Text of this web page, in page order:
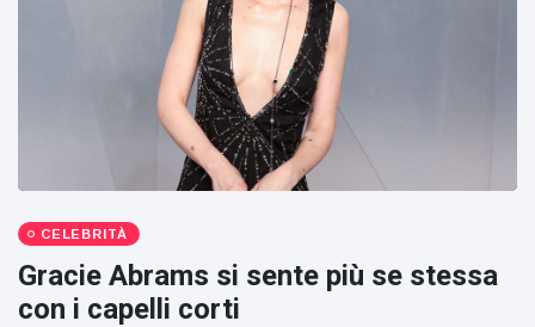
CELEBRITÀ
Gracie Abrams si sente più se stessa
con i capelli corti